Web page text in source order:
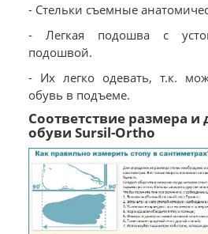
- Стельки съемные
- Легкая подошва с
подошвой.
- Их легко одевать, т.к.
обувь в подъеме.
Соответствие размера
обуви Sursil-Ortho